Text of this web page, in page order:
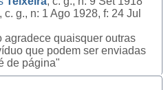
, c. g., n: 1 Ago 1928, f: 24 Jul
agradece quaisquer outras
que podem ser enviadas
de página"